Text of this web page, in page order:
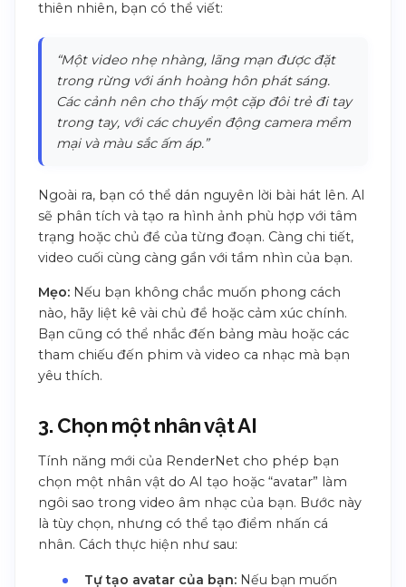
thiên nhiên, bạn có thể viết:
“Một video nhẹ nhàng, lãng mạn được đặt
trong rừng với ánh hoàng hôn phát sáng.
Các cảnh nên cho thấy một cặp đôi trẻ đi tay
trong tay, với các chuyển động camera mềm
mại và màu sắc ấm áp.”
Ngoài ra, bạn có thể dán nguyên lời bài hát lên. AI
sẽ phân tích và tạo ra hình ảnh phù hợp với tâm
trạng hoặc chủ đề của từng đoạn. Càng chi tiết,
video cuối cùng càng gần với tầm nhìn của bạn.
Mẹo: Nếu bạn không chắc muốn phong cách
nào, hãy liệt kê vài chủ đề hoặc cảm xúc chính.
Bạn cũng có thể nhắc đến bảng màu hoặc các
tham chiếu đến phim và video ca nhạc mà bạn
yêu thích.
3. Chọn một nhân vật AI
Tính năng mới của RenderNet cho phép bạn
chọn một nhân vật do AI tạo hoặc “avatar” làm
ngôi sao trong video âm nhạc của bạn. Bước này
là tùy chọn, nhưng có thể tạo điểm nhấn cá
nhân. Cách thực hiện như sau:
Tự tạo avatar của bạn: Nếu bạn muốn